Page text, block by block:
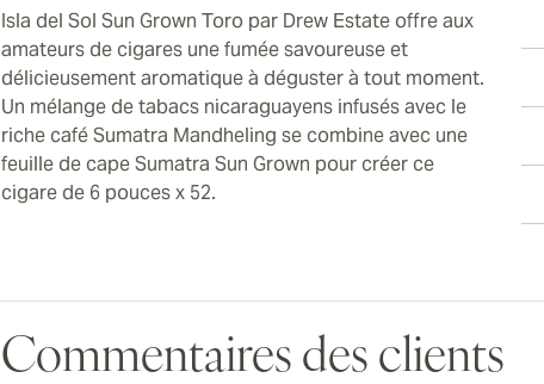
Isla del Sol Sun Grown Toro par Drew Estate offre aux
amateurs de cigares une fumée savoureuse et
délicieusement aromatique à déguster à tout moment.
Un mélange de tabacs nicaraguayens infusés avec le
riche café Sumatra Mandheling se combine avec une
feuille de cape Sumatra Sun Grown pour créer ce
cigare de 6 pouces x 52.
Commentaires des clients